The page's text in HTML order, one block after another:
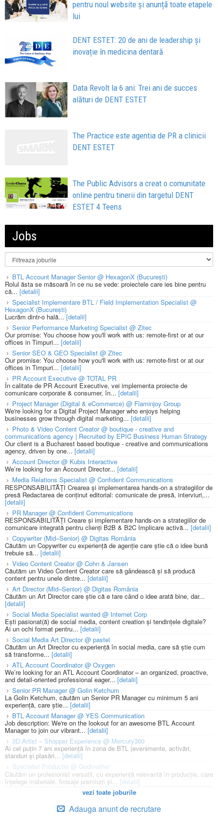
pentru noul website și anunță toate etapele
lui
DENT ESTET: 20 de ani de leadership și
inovație în medicina dentară
Data Revolt la 6 ani: Trei ani de succes
alături de DENT ESTET
The Practice este agentia de PR a clinicii
DENT ESTET
The Public Advisors a creat o comunitate
online pentru tinerii din targetul DENT
ESTET 4 Teens
Jobs
BTL Account Manager Senior @ HexagonX (București)
Rolul ăsta se măsoară în ce nu se vede: proiectele care ies bine pentru
că... [detalii]
Specialist Implementare BTL / Field Implementation Specialist @
HexagonX (București)
Lucrăm dintr-o hală...[detalii]
Senior Performance Marketing Specialist @ Zitec
Our promise: You choose how you'll work with us: remote-first or at our
offices in Timpuri... [detalii]
Senior SEO & GEO Specialist @ Zitec
Our promise: You choose how you'll work with us: remote-first or at our
offices in Timpuri... [detalii]
PR Account Executive @ TOTAL PR
În calitate de PR Account Executive, vei implementa proiecte de
comunicare corporate & consumer, în... [detalii]
Project Manager (Digital & eCommerce) @ Flaminjoy Group
We're looking for a Digital Project Manager who enjoys helping
businesses grow through digital marketing... [detalii]
Photo & Video Content Creator @ boutique - creative and
communications agency | Recruited by EPIC Business Human Strategy
Our client is a Bucharest based boutique - creative and communications
agency, driven by one... [detalii]
Account Director @ Kubis Interactive
We’re looking for an Account Director... [detalii]
Media Relations Specialist @ Confident Communications
RESPONSABILITĂȚI Crearea și implementarea hands-on a strategiilor de
presă Redactarea de conținut editorial: comunicate de presă, interviuri,...
[detalii]
PR Manager @ Confident Communications
RESPONSABILITĂȚI Creare și implementare hands-on a strategiilor de
comunicare integrată pentru clienți B2B & B2C Implicare activă... [detalii]
Copywriter (Mid–Senior) @ Digitas România
Căutăm un Copywriter cu experiență de agenție care știe că o idee bună
trebuie să... [detalii]
Video Content Creator @ Cohn & Jansen
Căutăm un Video Content Creator care să gândească și să producă
content pentru unele dintre... [detalii]
Art Director (Mid–Senior) @ Digitas România
Căutăm un Art Director care știe că e tare când o idee arată bine, dar...
[detalii]
Social Media Specialist wanted @ Internet Corp
Ești pasionat(ă) de social media, content creation și tendințele digitale?
Ai un ochi format pentru... [detalii]
Social Media Art Director @ pastel
Căutăm un Art Director cu experiență în social media, care să știe cum
să transforme... [detalii]
ATL Account Coordinator @ Oxygen
We’re looking for an ATL Account Coordinator – an organized, proactive,
and detail-oriented professional eager... [detalii]
Senior PR Manager @ Golin Ketchum
La Golin Ketchum, căutăm un Senior PR Manager cu minimum 5 ani
experiență, care știe... [detalii]
BTL Account Manager @ YES Communication
Job description: We're on the lookout for an awesome BTL Account
Manager to join our vibrant... [detalii]
3D Artist – Shopper Experience @ Mercury360
Ai cel puțin 7 ani experiență în zona de BTL (evenimente, activări,
standuri și plasări... [detalii]
Specialist Productie @ Godmother
Căutăm un profesionist versatil, cu experiență relevantă în producție, care
înțelege materiale, finisaje premium și... [detalii]
vezi toate joburile
Adauga anunt de recrutare